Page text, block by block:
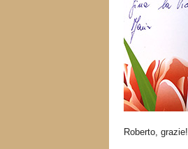
Roberto, grazie!